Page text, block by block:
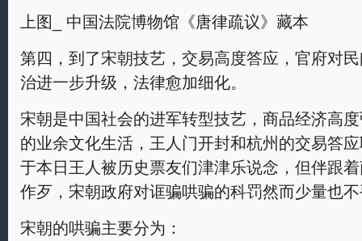
上图_ 中国法院博物馆《唐律疏议》藏本
第四，到了宋朝技艺，交易高度答应，官府对
治进一步升级，法律愈加细化。
宋朝是中国社会的进军转型技艺，商品经济高
的业余文化生活，王人门开封和杭州的交易答
于本日王人被历史票友们津津乐说念，但伴跟
作歹，宋朝政府对诓骗哄骗的科罚然而少量也
宋朝的哄骗主要分为：